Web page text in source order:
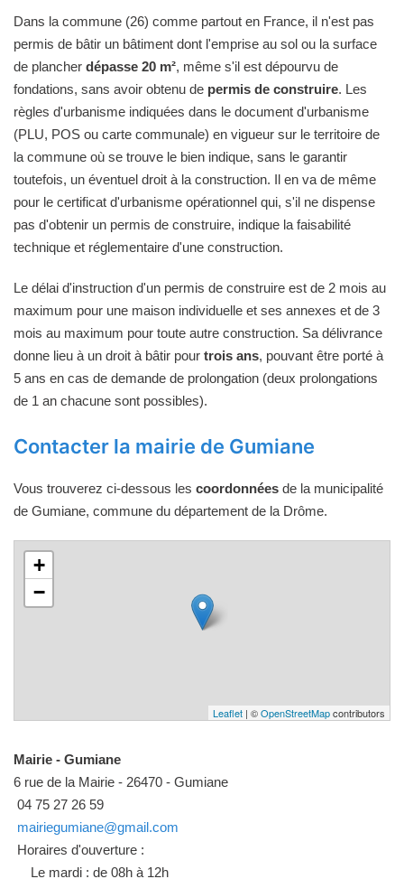
Dans la commune (26) comme partout en France, il n'est pas
permis de bâtir un bâtiment dont l'emprise au sol ou la surface
de plancher dépasse 20 m², même s'il est dépourvu de
fondations, sans avoir obtenu de permis de construire. Les
règles d'urbanisme indiquées dans le document d'urbanisme
(PLU, POS ou carte communale) en vigueur sur le territoire de
la commune où se trouve le bien indique, sans le garantir
toutefois, un éventuel droit à la construction. Il en va de même
pour le certificat d'urbanisme opérationnel qui, s'il ne dispense
pas d'obtenir un permis de construire, indique la faisabilité
technique et réglementaire d'une construction.
Le délai d'instruction d'un permis de construire est de 2 mois au
maximum pour une maison individuelle et ses annexes et de 3
mois au maximum pour toute autre construction. Sa délivrance
donne lieu à un droit à bâtir pour trois ans, pouvant être porté à
5 ans en cas de demande de prolongation (deux prolongations
de 1 an chacune sont possibles).
Contacter la mairie de Gumiane
Vous trouverez ci-dessous les coordonnées de la municipalité
de Gumiane, commune du département de la Drôme.
+
−
Leaflet | ©OpenStreetMapcontributors
Mairie - Gumiane
6 rue de la Mairie - 26470 - Gumiane
04 75 27 26 59
mairiegumiane@gmail.com
Horaires d'ouverture :
Le mardi : de 08h à 12h